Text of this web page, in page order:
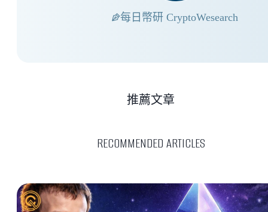
每日幣研 CryptoWesearch
RECOMMENDED ARTICLES
推薦文章